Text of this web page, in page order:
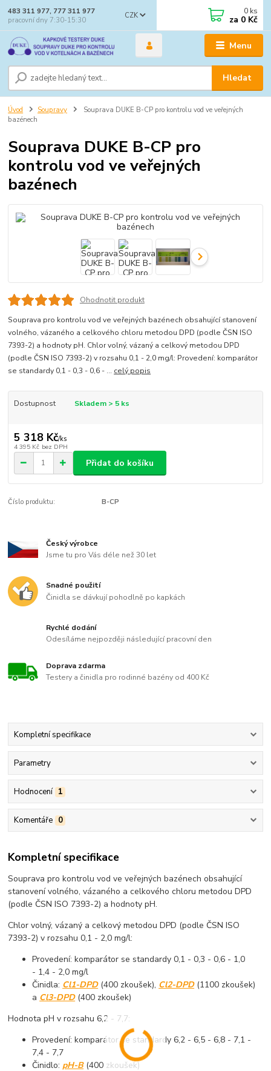
Menu
CZK
Hledat
483 311 977, 777 311 977
pracovní dny 7:30-15:30
0 ks
za 0 Kč
Úvod Soupravy
Souprava DUKE B-CP pro kontrolu vod ve veřejných
bazénech
Souprava DUKE B-CP pro
kontrolu vod ve veřejných
bazénech
Ohodnotit produkt
Souprava pro kontrolu vod ve veřejných bazénech obsahující stanovení
volného, vázaného a celkového chloru metodou DPD (podle ČSN ISO
7393-2) a hodnoty pH. Chlor volný, vázaný a celkový metodou DPD
(podle ČSN ISO 7393-2) v rozsahu 0,1 - 2,0 mg/l: Provedení: komparátor
se standardy 0,1 - 0,3 - 0,6 - ... celý popis
Dostupnost Skladem > 5 ks
5 318 Kč/ks
4 395 Kč bez DPH
Přidat do košíku
Číslo produktu: B-CP
Český výrobce
Jsme tu pro Vás déle než 30 let
Snadné použití
Činidla se dávkují pohodlně po kapkách
Rychlé dodání
Odesíláme nejpozději následující pracovní den
Doprava zdarma
Testery a činidla pro rodinné bazény od 400 Kč
Kompletní specifikace
Parametry
Hodnocení 1
Komentáře 0
Kompletní specifikace
Souprava pro kontrolu vod ve veřejných bazénech obsahující
stanovení volného, vázaného a celkového chloru metodou DPD
(podle ČSN ISO 7393-2) a hodnoty pH.
Chlor volný, vázaný a celkový metodou DPD (podle ČSN ISO
7393-2) v rozsahu 0,1 - 2,0 mg/l:
Provedení: komparátor se standardy 0,1 - 0,3 - 0,6 - 1,0
- 1,4 - 2,0 mg/l
Činidla: Cl1-DPD(400 zkoušek), Cl2-DPD(1100 zkoušek)
a Cl3-DPD(400 zkoušek)
Hodnota pH v rozsahu 6,2 - 7,7:
Provedení: komparátor se standardy 6,2 - 6,5 - 6,8 - 7,1 -
7,4 - 7,7
Činidlo: pH-B(400 zkoušek)